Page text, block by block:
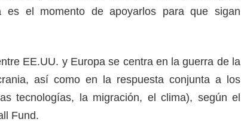
es el momento de apoyarlos para que sigan
EE.UU. y Europa se centra en la guerra de la
así como en la respuesta conjunta a los
tecnologías, la migración, el clima), según el
Fund.